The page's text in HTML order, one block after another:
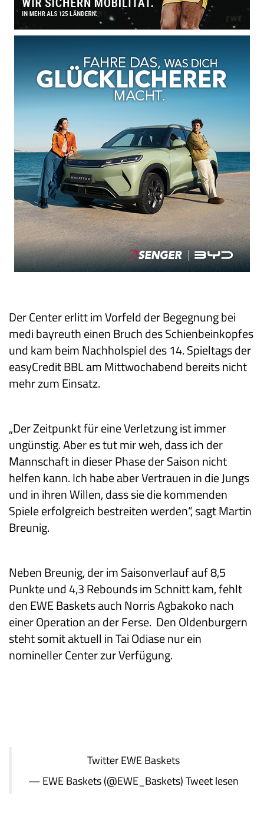
Der Center erlitt im Vorfeld der Begegnung bei
medi bayreuth einen Bruch des Schienbeinkopfes
und kam beim Nachholspiel des 14. Spieltags der
easyCredit BBL am Mittwochabend bereits nicht
mehr zum Einsatz.
„Der Zeitpunkt für eine Verletzung ist immer
ungünstig. Aber es tut mir weh, dass ich der
Mannschaft in dieser Phase der Saison nicht
helfen kann. Ich habe aber Vertrauen in die Jungs
und in ihren Willen, dass sie die kommenden
Spiele erfolgreich bestreiten werden“, sagt Martin
Breunig.
Neben Breunig, der im Saisonverlauf auf 8,5
Punkte und 4,3 Rebounds im Schnitt kam, fehlt
den EWE Baskets auch Norris Agbakoko nach
einer Operation an der Ferse. Den Oldenburgern
steht somit aktuell in Tai Odiase nur ein
nomineller Center zur Verfügung.
TwitterEWE Baskets
— EWE Baskets (@EWE_Baskets)Tweet lesen